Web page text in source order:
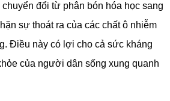
đổi từ phân bón hóa học sang
sự thoát ra của các chất ô nhiễm
Điều này có lợi cho cả sức kháng
của người dân sống xung quanh